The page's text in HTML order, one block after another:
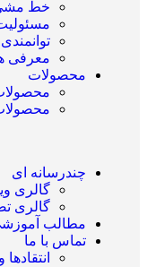
خط مشی
معرفی
محصولات
چندرسانه ای
گالری
گالری
مطالب
تماس با ما